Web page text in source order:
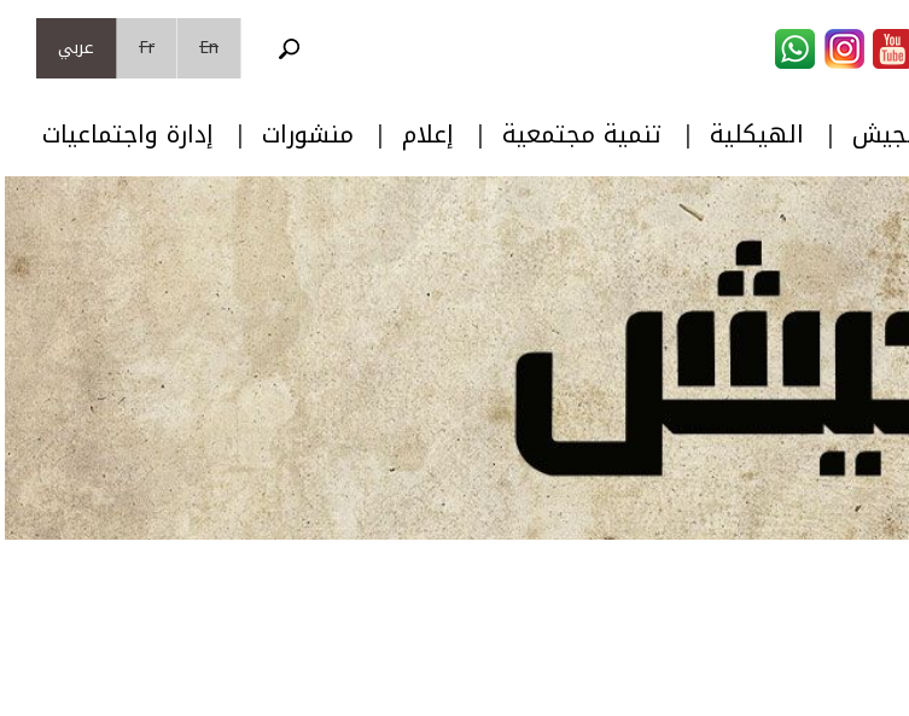
En
Fr عربي
الهيكلية تنمية مجتمعية إعلام منشورات إدارة واجتماعيات